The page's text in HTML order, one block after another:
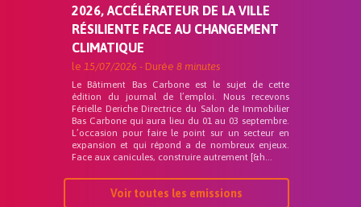
2026, ACCÉLÉRATEUR DE LA VILLE
RÉSILIENTE FACE AU CHANGEMENT
CLIMATIQUE
le 15/07/2026 - Durée 8 minutes
Le Bâtiment Bas Carbone est le sujet de cette
édition du journal de l’emploi. Nous recevons
Férielle Deriche Directrice du Salon de Immobilier
Bas Carbone qui aura lieu du 01 au 03 septembre.
L’occasion pour faire le point sur un secteur en
expansion et qui répond a de nombreux enjeux.
Face aux canicules, construire autrement [&h...
Voir toutes les emissions